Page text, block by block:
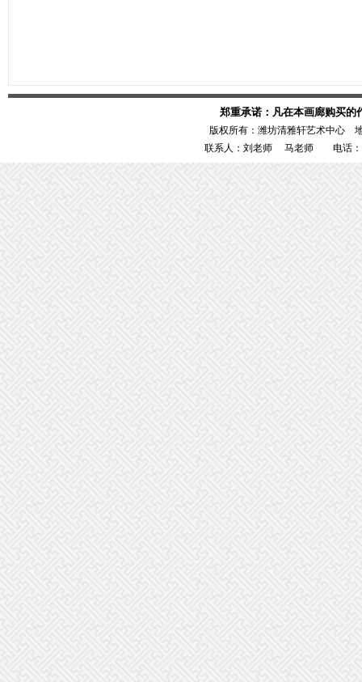
郑重承诺：凡在本画廊购买的
版权所有：潍坊清雅轩艺术中心
联系人：刘老师 马老师 电话